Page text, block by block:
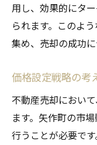
用し、効果的にタ
られます。このよ
集め、売却の成功に
価格設定戦略の考
不動産売却におい
ます。矢作町の市
行うことが必要で